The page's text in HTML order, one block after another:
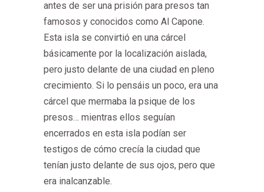
antes de ser una prisión para presos tan
famosos y conocidos como Al Capone.
Esta isla se convirtió en una cárcel
básicamente por la localización aislada,
pero justo delante de una ciudad en pleno
crecimiento. Si lo pensáis un poco, era una
cárcel que mermaba la psique de los
presos… mientras ellos seguían
encerrados en esta isla podían ser
testigos de cómo crecía la ciudad que
tenían justo delante de sus ojos, pero que
era inalcanzable.